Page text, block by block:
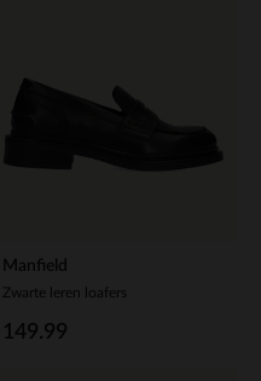
Manfield
Zwarte leren loafers
149.99